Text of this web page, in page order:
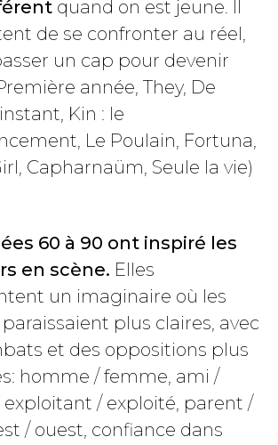
quand on est jeune. Il
de se confronter au réel,
un cap pour devenir
année, They, De
Kin : le
Le Poulain, Fortuna,
Capharnaüm, Seule la vie)
60 à 90 ont inspiré les
en scène. Elles
un imaginaire où les
plus claires, avec
et des oppositions plus
homme / femme, ami /
exploitant / exploité, parent /
/ ouest, confiance dans